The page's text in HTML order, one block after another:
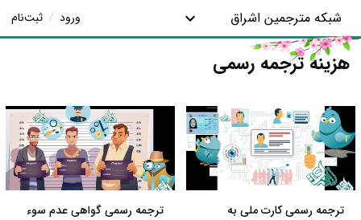
شبکه مترجمین اشراق ورود / ثبت‌نام
هزینه ترجمه رسمی
ترجمه رسمی کارت ملی به
ترجمه رسمی گواهی عدم سوء